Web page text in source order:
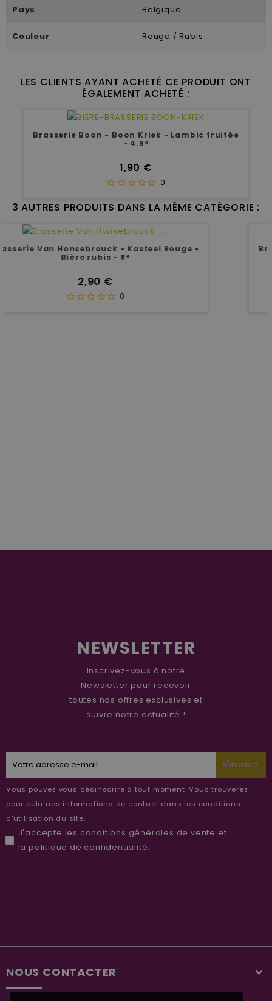
Pays Belgique
Couleur Rouge / Rubis
LES CLIENTS AYANT ACHETÉ CE PRODUIT ONT
ÉGALEMENT ACHETÉ :
Brasserie Boon - Boon Kriek - Lambic fruitée
- 4.5°
Prix
1,90 €
0
3 AUTRES PRODUITS DANS LA MÊME CATÉGORIE :
Brasserie Boon - Boon Kriek - Lambic fruitée
- 4.5°
NEWSLETTER
Inscrivez-vous à notre
Newsletter pour recevoir
toutes nos offres exclusives et
suivre notre actualité !
S'inscrire
Vous pouvez vous désinscrire à tout moment. Vous trouverez
pour cela nos informations de contact dans les conditions
d'utilisation du site.
J'accepte les conditions générales de vente et
la politique de confidentialité.
NOUS CONTACTER